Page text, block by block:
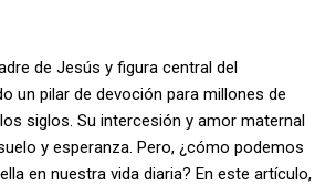
de Jesús y figura central del
un pilar de devoción para millones de
siglos. Su intercesión y amor maternal
y esperanza. Pero, ¿cómo podemos
en nuestra vida diaria? En este artículo,